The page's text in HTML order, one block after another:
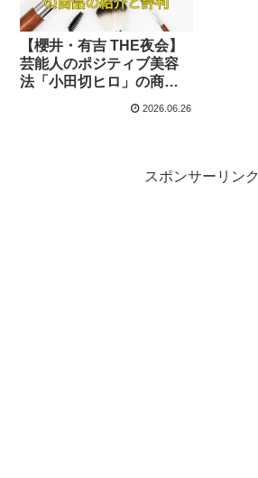
【櫻井・有吉 THE夜会】
芸能人のポジティブ美容
法「小田切ヒロ」の商品
2026.06.26
スポンサーリンク